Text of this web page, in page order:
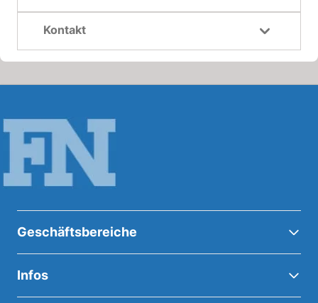
Kontakt
Geschäftsbereiche
Infos